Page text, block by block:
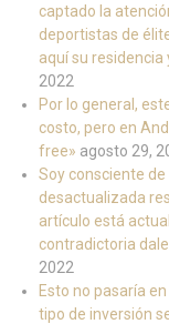
captado la
deportistas de
aquí su
2022
Por lo general,
costo, pero en
free» agosto 29,
Soy consciente
desactualizada
artículo está
contradictoria
2022
Esto no pasaría
tipo de inversión